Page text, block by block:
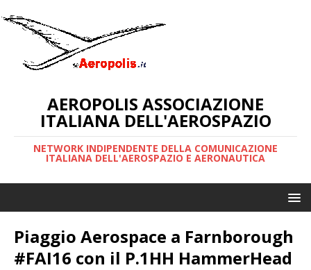
AEROPOLIS ASSOCIAZIONE
ITALIANA DELL'AEROSPAZIO
NETWORK INDIPENDENTE DELLA COMUNICAZIONE
ITALIANA DELL'AEROSPAZIO E AERONAUTICA
Piaggio Aerospace a Farnborough
#FAI16 con il P.1HH HammerHead